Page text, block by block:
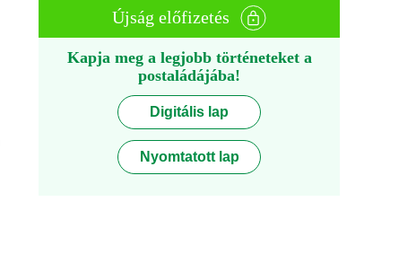
Újság előfizetés
Kapja meg a legjobb történeteket a
postaládájába!
Digitális lap
Nyomtatott lap